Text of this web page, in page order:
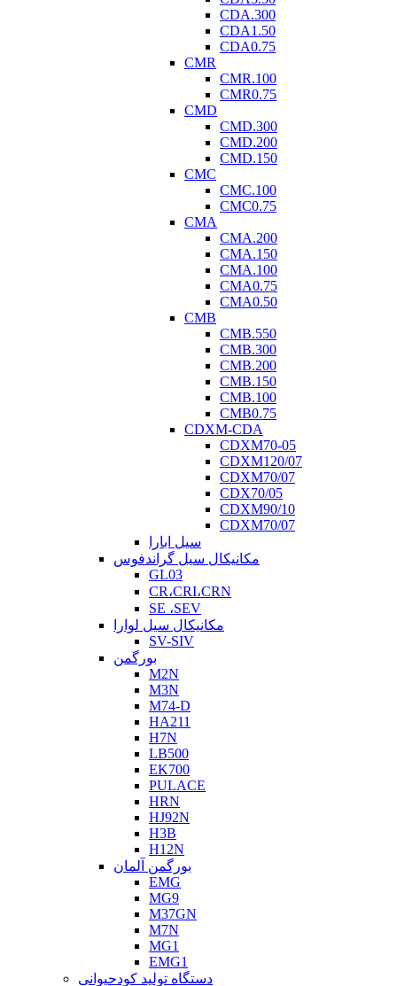
CDA.300
CDA1.50
CDA0.75
CMR
CMR.100
CMR0.75
CMD
CMD.300
CMD.200
CMD.150
CMC
CMC.100
CMC0.75
CMA
CMA.200
CMA.150
CMA.100
CMA0.75
CMA0.50
CMB
CMB.550
CMB.300
CMB.200
CMB.150
CMB.100
CMB0.75
CDXM-CDA
CDXM70-05
CDXM120/07
CDXM70/07
CDX70/05
CDXM90/10
CDXM70/07
سیل ابارا
مکانیکال سیل گراندفوس
GL03
CR،CRI،CRN
SE ،SEV
مکانیکال سیل لوارا
SV-SIV
بورگمن
M2N
M3N
M74-D
HA211
H7N
LB500
EK700
PULACE
HRN
HJ92N
H3B
H12N
بورگمن آلمان
EMG
MG9
M37GN
M7N
MG1
EMG1
دستگاه تولید کودحیوانی